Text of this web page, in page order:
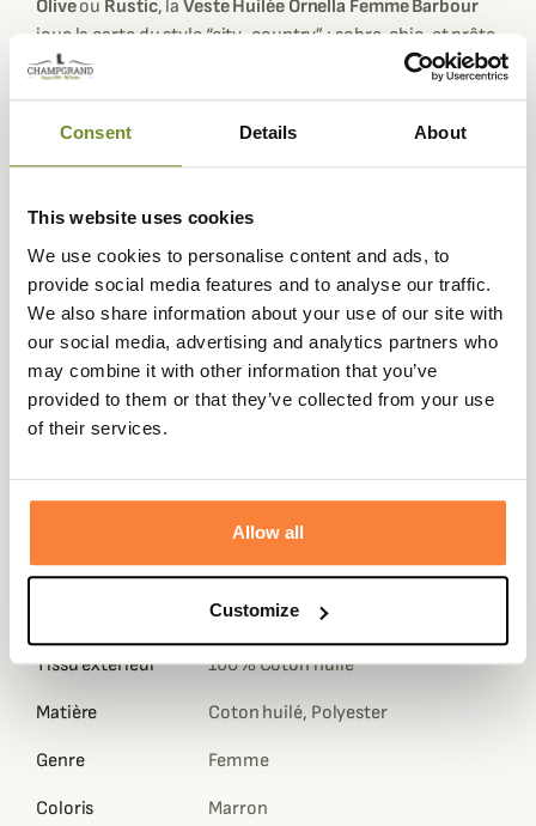
Consent Details About
This website uses cookies
We use cookies to personalise content and ads, to
provide social media features and to analyse our traffic.
We also share information about your use of our site with
our social media, advertising and analytics partners who
may combine it with other information that you’ve
provided to them or that they’ve collected from your use
of their services.
Allow all
Customize
Oliveou Rustic, laVesteHuilée Ornella Femme Barbour
joue la carte du style “city-country” : sobre, chic, et prête
pour l’extérieur.
Pensée pour la mi-saison, cetteveste huilée femme
associe une
protectrice, un col montantet une
fermeturezip + boutons-pression
les mains ou les essentiels (téléphone, clés), tandis que le
pli d’aisance au dos améliore le confort en mouvement,
en balade comme en déplacements urbains. À l’intérieur,
la doublureAncient Tartan apporte une touche signature
et un supplément de caractère.
Ce qui distingue laVesteHuiléeOrnella Femme Barbour
c’est son équilibre entreveste pluie femme(déperlance
adaptée aux averses légères), allure intemporelle et
week-ends nature et la ville quand le ciel se couvre.
Fiche technique
Tissu extérieur 100% Coton huilé
Matière Coton huilé, Polyester
Genre Femme
Coloris Marron